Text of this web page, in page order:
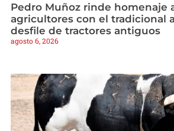
Pedro Muñoz rinde homenaje
agricultores con el tradicional
desfile de tractores antiguos
agosto 6, 2026